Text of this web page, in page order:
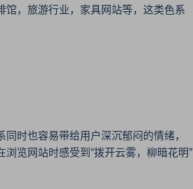
，旅游行业，家具网站等，这类色系
时也容易带给用户深沉郁闷的情绪，
览网站时感受到“拨开云雾，柳暗花明”